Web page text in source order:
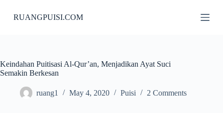
k
c
o
RUANGPUISI.COM
Keindahan Puitisasi Al-Qur’an, Menjadikan Ayat Suci
Semakin Berkesan
ruang1 May 4, 2020 Puisi 2 Comments